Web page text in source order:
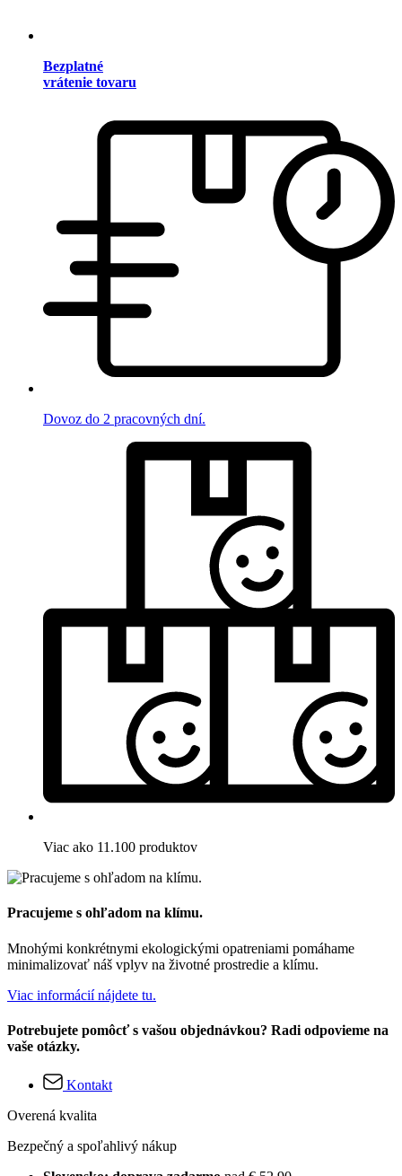
Bezplatné
vrátenie tovaru
Dovoz do 2 pracovných dní.
Viac ako 11.100 produktov
Pracujeme s ohľadom na klímu.
Mnohými konkrétnymi ekologickými opatreniami pomáhame
minimalizovať náš vplyv na životné prostredie a klímu.
Viac informácií nájdete tu.
Potrebujete pomôcť s vašou objednávkou? Radi odpovieme na
vaše otázky.
Kontakt
Overená kvalita
Bezpečný a spoľahlivý nákup